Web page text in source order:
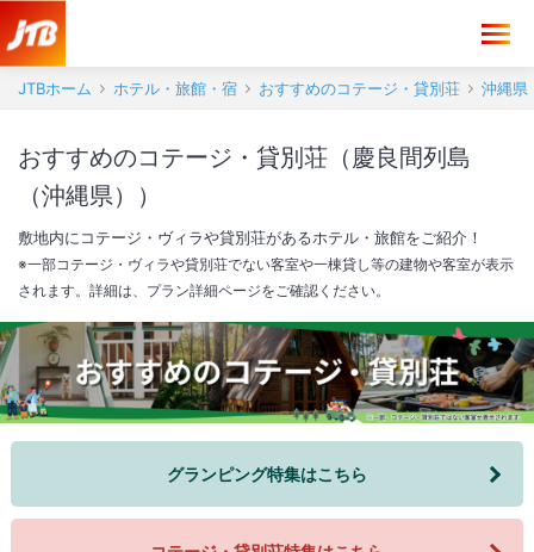
JTBホーム ホテル・旅館・宿 おすすめのコテージ・貸別荘 沖縄県
おすすめのコテージ・貸別荘（慶良間列島
（沖縄県））
敷地内にコテージ・ヴィラや貸別荘があるホテル・旅館をご紹介！
※一部コテージ・ヴィラや貸別荘でない客室や一棟貸し等の建物や客室が表示
されます。詳細は、プラン詳細ページをご確認ください。
グランピング特集はこちら